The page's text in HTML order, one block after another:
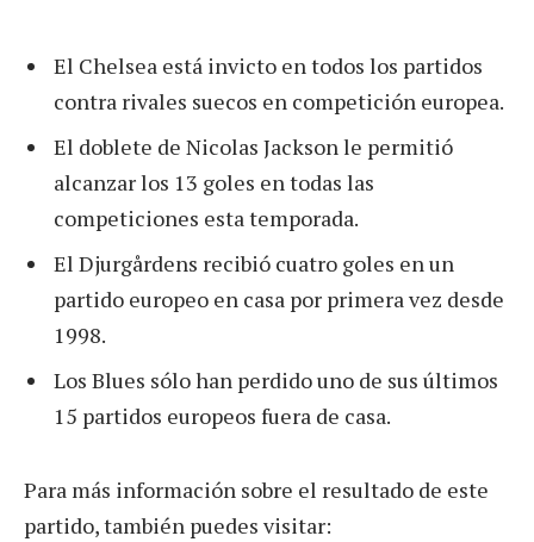
El Chelsea está invicto en todos los partidos
contra rivales suecos en competición europea.
El doblete de Nicolas Jackson le permitió
alcanzar los 13 goles en todas las
competiciones esta temporada.
El Djurgårdens recibió cuatro goles en un
partido europeo en casa por primera vez desde
1998.
Los Blues sólo han perdido uno de sus últimos
15 partidos europeos fuera de casa.
Para más información sobre el resultado de este
partido, también puedes visitar: